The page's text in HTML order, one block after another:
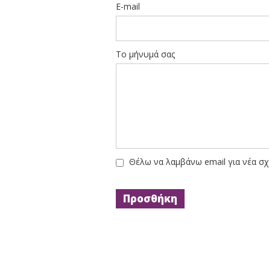
E-mail
Το μήνυμά σας
Θέλω να λαμβάνω email για νέα